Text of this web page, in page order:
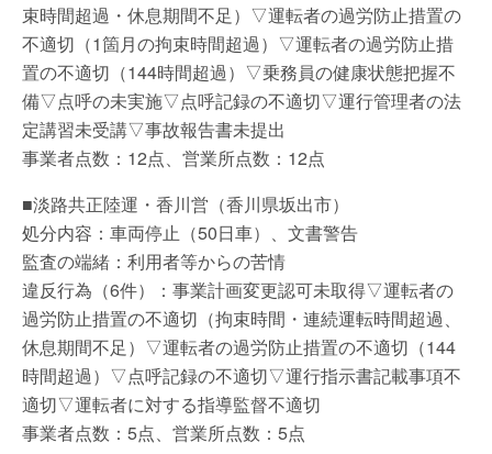
束時間超過・休息期間不足）▽運転者の過労防止措置の
不適切（1箇月の拘束時間超過）▽運転者の過労防止措
置の不適切（144時間超過）▽乗務員の健康状態把握不
備▽点呼の未実施▽点呼記録の不適切▽運行管理者の法
定講習未受講▽事故報告書未提出
事業者点数：12点、営業所点数：12点
■淡路共正陸運・香川営（香川県坂出市）
処分内容：車両停止（50日車）、文書警告
監査の端緒：利用者等からの苦情
違反行為（6件）：事業計画変更認可未取得▽運転者の
過労防止措置の不適切（拘束時間・連続運転時間超過、
休息期間不足）▽運転者の過労防止措置の不適切（144
時間超過）▽点呼記録の不適切▽運行指示書記載事項不
適切▽運転者に対する指導監督不適切
事業者点数：5点、営業所点数：5点